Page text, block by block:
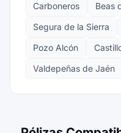
Carboneros
Beas
Segura de la Sierra
Pozo Alcón
Valdepeñas de Jaén